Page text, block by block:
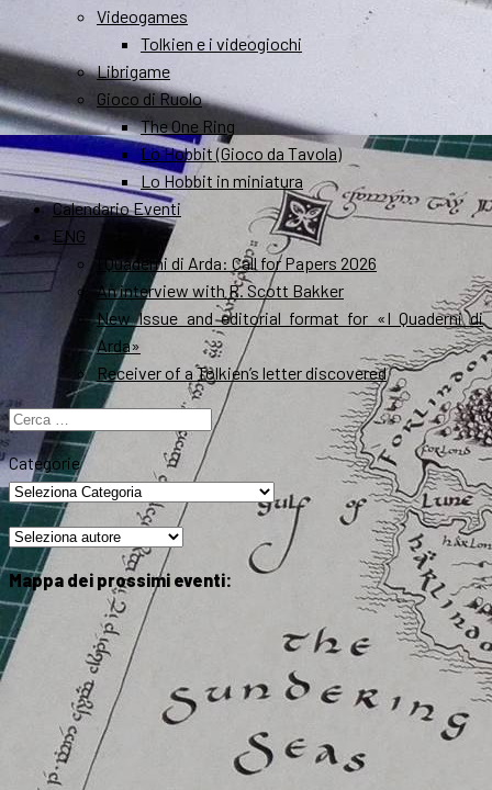
Videogames
Tolkien e i videogiochi
Librigame
Gioco di Ruolo
The One Ring
Lo Hobbit (Gioco da Tavola)
Lo Hobbit in miniatura
Calendario Eventi
ENG
I Quaderni di Arda: Call for Papers 2026
An interview with R. Scott Bakker
New Issue and editorial format for «I Quaderni di
Arda»
Receiver of a Tolkien’s letter discovered
Ricerca
per:
Categorie
Mappa dei prossimi eventi: